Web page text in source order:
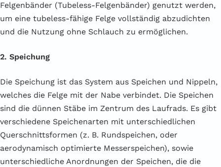
Felgenbänder (Tubeless-Felgenbänder) genutzt werden,
um eine tubeless-fähige Felge vollständig abzudichten
und die Nutzung ohne Schlauch zu ermöglichen.
2. Speichung
Die Speichung ist das System aus Speichen und Nippeln,
welches die Felge mit der Nabe verbindet. Die Speichen
sind die dünnen Stäbe im Zentrum des Laufrads. Es gibt
verschiedene Speichenarten mit unterschiedlichen
Querschnittsformen (z. B. Rundspeichen, oder
aerodynamisch optimierte Messerspeichen), sowie
unterschiedliche Anordnungen der Speichen, die die